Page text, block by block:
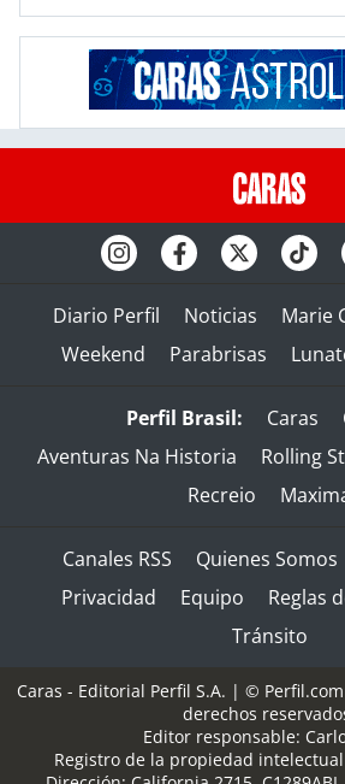
Diario Perfil Noticias Marie
Weekend
Parabrisas
Perfil Brasil: Caras
Aventuras Na Historia
Rolling
Recreio
Canales RSS Quienes Somos
Privacidad
Equipo
Reglas
Tránsito
Caras - Editorial Perfil S.A. | © Perfil.com
derechos
Editor responsable:
Registro de la propiedad